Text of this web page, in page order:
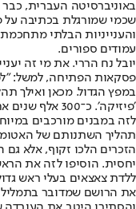
באוניברסיטה העברית,
שכמי שמורגלת בכתיבה על
והענייניות הבלתי מתחכמת
עמודים ספורים.
יובל נח הררי. את מי זה
במפץ הגדול. מכאן ואילך
׳פיזיקה׳.
לזה במבנים מורכבים
תהליך השתנותם של
הזכרים הלכו זקוף, אלא
יחסית. הוסיפו לזה את
ללדת צאצאים בעלי ראש
את הרושם שמדובר